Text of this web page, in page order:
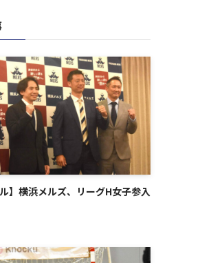
ル】横浜メルズ、リーグH女子参入